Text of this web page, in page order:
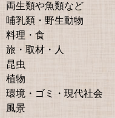
両生類や魚類など
哺乳類・野生動物
料理・食
旅・取材・人
昆虫
植物
環境・ゴミ・現代社会
風景